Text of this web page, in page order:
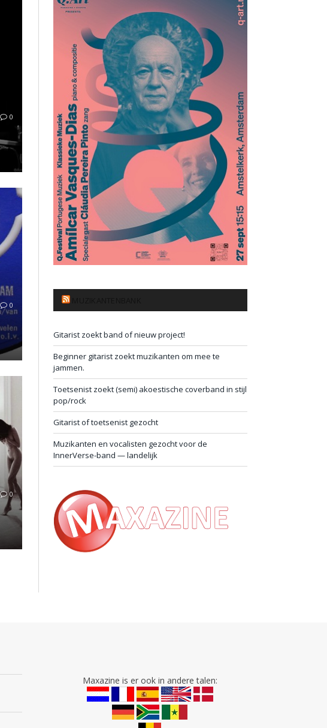
0
0
0
Gitarist zoekt band of nieuw project!
Beginner gitarist zoekt muzikanten om mee te
jammen.
Toetsenist zoekt (semi) akoestische coverband in stijl
pop/rock
Gitarist of toetsenist gezocht
Muzikanten en vocalisten gezocht voor de
InnerVerse-band — landelijk
Maxazine is er ook in andere talen: